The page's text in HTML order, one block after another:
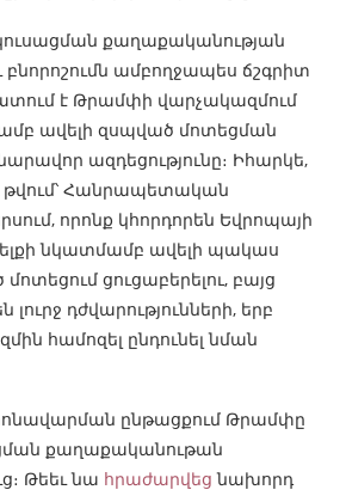
քաղաքականության
բնորոշումն ամբողջապես ճշգրիտ
է Թրամփի վարչակազմում
ավելի զսպված մոտեցման
ազդեցությունը։ Իհարկե,
թվում՝ Հանրապետական
որոնք կհորդորեն Եվրոպայի
նկատմամբ ավելի պակաս
ցուցաբերելու, բայց
դժվարությունների, երբ
համոզել ընդունել նման
ընթացքում Թրամփը
քաղաքականութան
Թեեւ նա հրաժարվեց նախորդ